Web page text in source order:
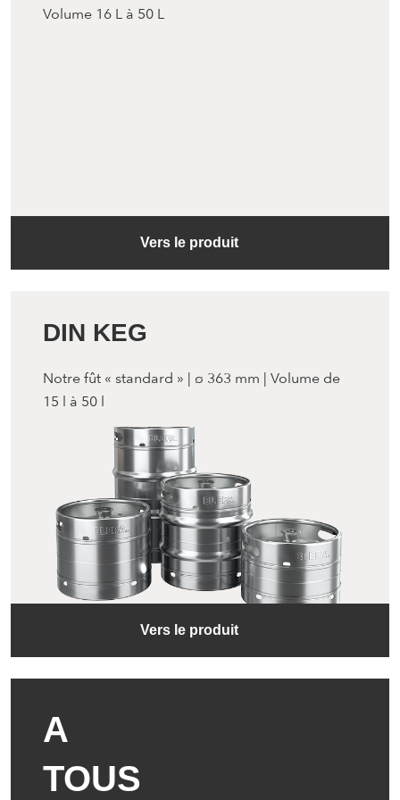
Volume 16 L à 50 L
Vers le produit
DIN KEG
Notre fût « standard » | ø 363 mm | Volume de
15 l à 50 l
Vers le produit
A
TOUS